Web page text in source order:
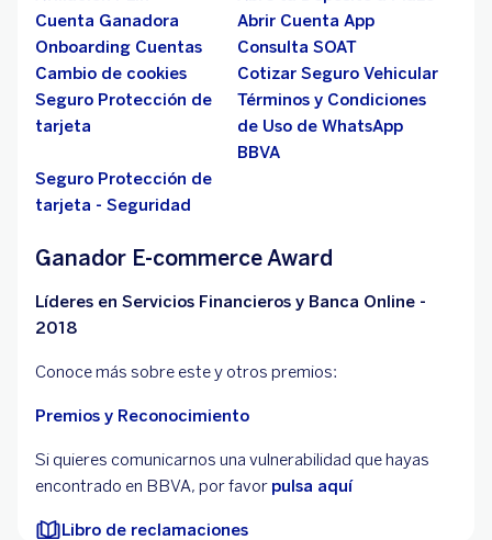
Cuenta Ganadora
Abrir Cuenta App
Onboarding Cuentas
Consulta SOAT
Cambio de cookies
Cotizar Seguro Vehicular
Seguro Protección de
tarjeta
Términos y Condiciones
de Uso de WhatsApp
BBVA
Seguro Protección de
tarjeta - Seguridad
Ganador E-commerce Award
Líderes en Servicios Financieros y Banca Online -
2018
Conoce más sobre este y otros premios:
Premios y Reconocimiento
Si quieres comunicarnos una vulnerabilidad que hayas
encontrado en BBVA, por favor pulsa aquí
Libro de reclamaciones